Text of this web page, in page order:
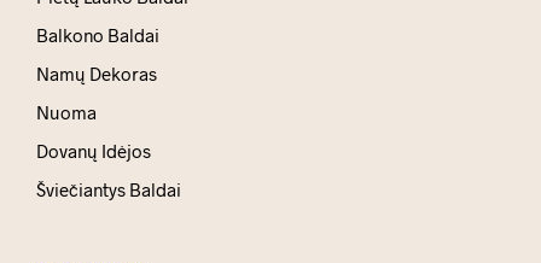
Balkono Baldai
Namų Dekoras
Nuoma
Dovanų Idėjos
Šviečiantys Baldai